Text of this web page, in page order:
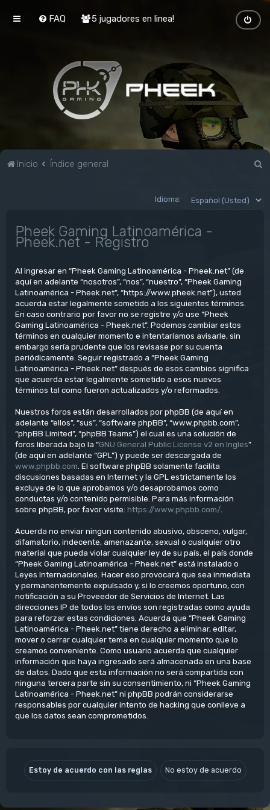
FAQ 5 jugadores en linea!
Inicio Índice general
Idioma:
Pheek Gaming Latinoamérica -
Pheek.net - Registro
Al ingresar en “Pheek Gaming Latinoamérica - Pheek.net” (de
aquí en adelante “nosotros”, “nos”, “nuestro”, “Pheek Gaming
Latinoamérica - Pheek.net”, “https://www.pheek.net”), usted
acuerda estar legalmente sometido a los siguientes términos.
En caso contrario por favor no se registre y/o use “Pheek
Gaming Latinoamérica - Pheek.net”. Podemos cambiar estos
términos en cualquier momento e intentaríamos avisarle, sin
embargo sería prudente que los revisase por su cuenta
periódicamente. Seguir registrado a “Pheek Gaming
Latinoamérica - Pheek.net” después de esos cambios significa
que acuerda estar legalmente sometido a esos nuevos
términos tal como fueron actualizados y/o reformados.
Nuestros foros están desarrollados por phpBB (de aquí en
adelante “ellos”, “sus”, “software phpBB”, “www.phpbb.com”,
“phpBB Limited”, “phpBB Teams”) el cual es una solución de
foros liberada bajo la “GNU General Public License v2 en Ingles”
(de aquí en adelante “GPL”) y puede ser descargada de
www.phpbb.com . El software phpBB solamente facilita
discusiones basadas en Internet y la GPL estrictamente los
excluye de lo que aprobamos y/o desaprobamos como
conductas y/o contenido permisible. Para más información
sobre phpBB, por favor visite: https://www.phpbb.com/
Acuerda no enviar ningun contenido abusivo, obsceno, vulgar,
difamatorio, indecente, amenazante, sexual o cualquier otro
material que pueda violar cualquier ley de su país, el país donde
“Pheek Gaming Latinoamérica - Pheek.net” está instalado o
Leyes Internacionales. Hacer eso provocará que sea inmediata
y permanentemente expulsado y, si lo creemos oportuno, con
notificación a su Proveedor de Servicios de Internet. Las
direcciones IP de todos los envíos son registradas como ayuda
para reforzar estas condiciones. Acuerda que “Pheek Gaming
Latinoamérica - Pheek.net” tiene derecho a eliminar, editar,
mover o cerrar cualquier tema en cualquier momento que lo
creamos conveniente. Como usuario acuerda que cualquier
información que haya ingresado será almacenada en una base
de datos. Dado que esta información no será compartida con
ninguna tercera parte sin su consentimiento, ni “Pheek Gaming
Latinoamérica - Pheek.net” ni phpBB podrán considerarse
responsables por cualquier intento de hacking que conlleve a
que los datos sean comprometidos.